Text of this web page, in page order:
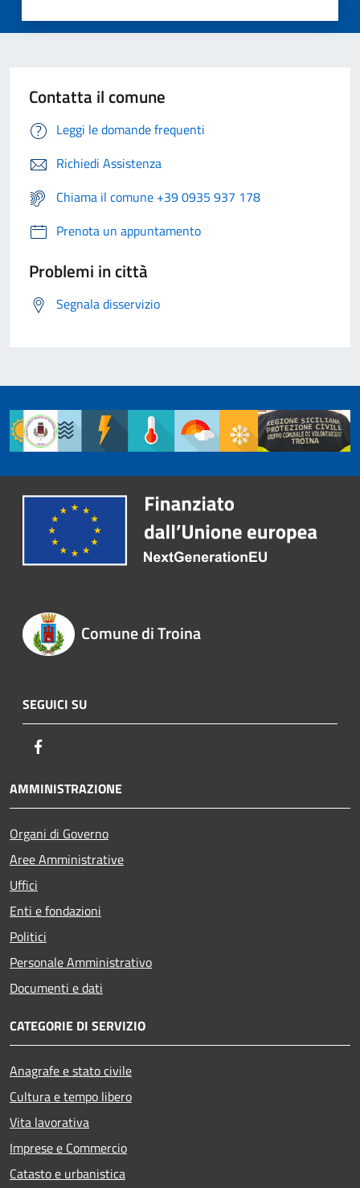
Contatta il comune
Leggi le domande frequenti
Richiedi Assistenza
Chiama il comune +39 0935 937 178
Prenota un appuntamento
Problemi in città
Segnala disservizio
Comune di Troina
SEGUICI SU
AMMINISTRAZIONE
Organi di Governo
Aree Amministrative
Uffici
Enti e fondazioni
Politici
Personale Amministrativo
Documenti e dati
CATEGORIE DI SERVIZIO
Anagrafe e stato civile
Cultura e tempo libero
Vita lavorativa
Imprese e Commercio
Catasto e urbanistica